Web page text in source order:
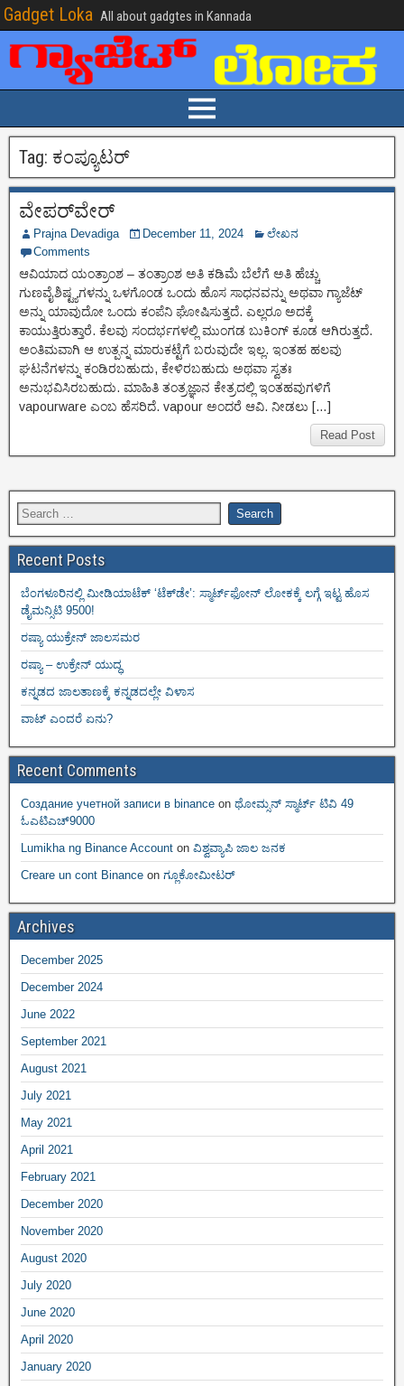
Gadget Loka All about gadgtes in Kannada
Tag: ಕಂಪ್ಯೂಟರ್
ವೇಪರ್‌ವೇರ್
Prajna Devadiga December 11, 2024
ಲೇಖನ
Comments
ಆವಿಯಾದ ಯಂತ್ರಾಂಶ – ತಂತ್ರಾಂಶ ಅತಿ ಕಡಿಮೆ ಬೆಲೆಗೆ ಅತಿ ಹೆಚ್ಚು
ಗುಣವೈಶಿಷ್ಟ್ಯಗಳನ್ನು ಒಳಗೊಂಡ ಒಂದು ಹೊಸ ಸಾಧನವನ್ನು ಅಥವಾ ಗ್ಯಾಜೆಟ್
ಅನ್ನು ಯಾವುದೋ ಒಂದು ಕಂಪೆನಿ ಘೋಷಿಸುತ್ತದೆ. ಎಲ್ಲರೂ ಅದಕ್ಕೆ
ಕಾಯುತ್ತಿರುತ್ತಾರೆ. ಕೆಲವು ಸಂದರ್ಭಗಳಲ್ಲಿ ಮುಂಗಡ ಬುಕಿಂಗ್ ಕೂಡ ಆಗಿರುತ್ತದೆ.
ಅಂತಿಮವಾಗಿ ಆ ಉತ್ಪನ್ನ ಮಾರುಕಟ್ಟೆಗೆ ಬರುವುದೇ ಇಲ್ಲ. ಇಂತಹ ಹಲವು
ಘಟನೆಗಳನ್ನು ಕಂಡಿರಬಹುದು, ಕೇಳಿರಬಹುದು ಅಥವಾ ಸ್ವತಃ
ಅನುಭವಿಸಿರಬಹುದು. ಮಾಹಿತಿ ತಂತ್ರಜ್ಞಾನ ಕೇತ್ರದಲ್ಲಿ ಇಂತಹವುಗಳಿಗೆ
vapourware ಎಂಬ ಹೆಸರಿದೆ. vapour ಅಂದರೆ ಆವಿ. ನೀಡಲು […]
Read Post
Recent Posts
ಬೆಂಗಳೂರಿನಲ್ಲಿ ಮೀಡಿಯಾಟೆಕ್‌ ‘ಟೆಕ್‌ಡೇ’: ಸ್ಮಾರ್ಟ್‌ಫೋನ್ ಲೋಕಕ್ಕೆ ಲಗ್ಗೆ ಇಟ್ಟ ಹೊಸ
ಡೈಮನ್ಸಿಟಿ 9500!
ರಷ್ಯಾ ಯುಕ್ರೇನ್ ಜಾಲಸಮರ
ರಷ್ಯಾ – ಉಕ್ರೇನ್ ಯುದ್ಧ
ಕನ್ನಡದ ಜಾಲತಾಣಕ್ಕೆ ಕನ್ನಡದಲ್ಲೇ ವಿಳಾಸ
ವಾಟ್ ಎಂದರೆ ಏನು?
Recent Comments
Создание учетной записи в binance on ಥೋಮ್ಸನ್ ಸ್ಮಾರ್ಟ್‌ ಟಿವಿ 49
ಓಎಟಿಎಚ್9000
Lumikha ng Binance Account on ವಿಶ್ವವ್ಯಾಪಿ ಜಾಲ ಜನಕ
Creare un cont Binance on ಗ್ಲೂಕೋಮೀಟರ್
Archives
December 2025
December 2024
June 2022
September 2021
August 2021
July 2021
May 2021
April 2021
February 2021
December 2020
November 2020
August 2020
July 2020
June 2020
April 2020
January 2020